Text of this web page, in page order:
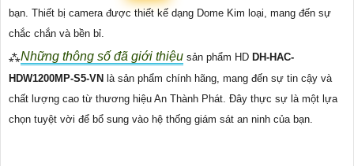
bạn. Thiết bị camera được thiết kế dạng Dome Kim loại, mang đến sự
chắc chắn và bền bỉ.
⁂Những thông số đã giới thiệu sản phẩm HD DH-HAC-
HDW1200MP-S5-VN là sản phẩm chính hãng, mang đến sự tin cậy và
chất lượng cao từ thương hiệu An Thành Phát. Đây thực sự là một lựa
chọn tuyệt vời để bổ sung vào hệ thống giám sát an ninh của bạn.